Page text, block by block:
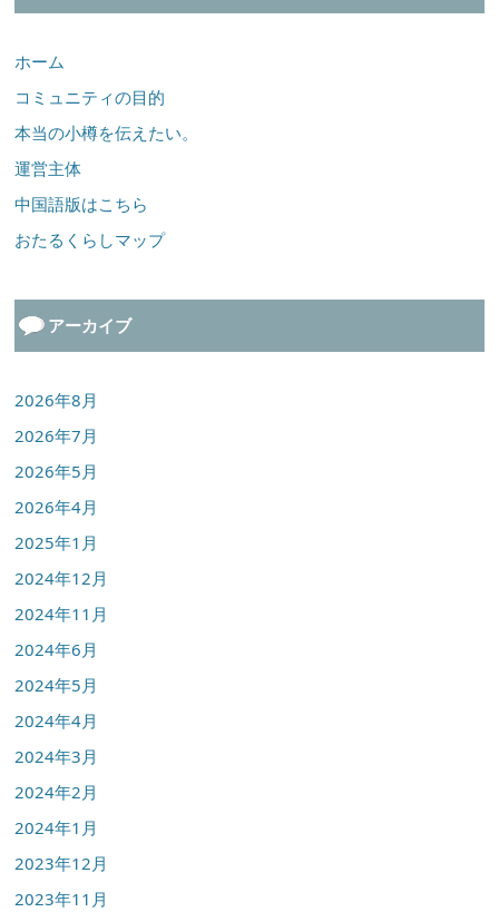
ホーム
コミュニティの目的
本当の小樽を伝えたい。
運営主体
中国語版はこちら
おたるくらしマップ
アーカイブ
2026年8月
2026年7月
2026年5月
2026年4月
2025年1月
2024年12月
2024年11月
2024年6月
2024年5月
2024年4月
2024年3月
2024年2月
2024年1月
2023年12月
2023年11月